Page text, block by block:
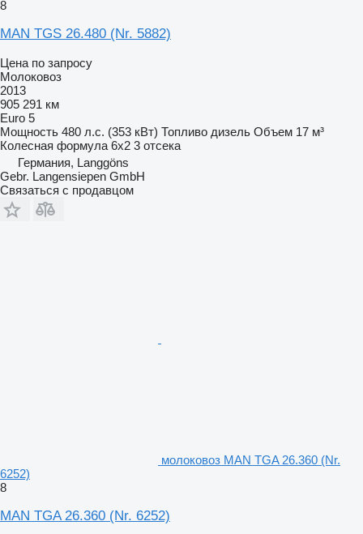
8
MAN TGS 26.480 (Nr. 5882)
Цена по запросу
Молоковоз
2013
905 291 км
Euro 5
Мощность 480 л.с. (353 кВт) Топливо дизель Объем 17 м³
Колесная формула 6x2 3 отсека
Германия, Langgöns
Gebr. Langensiepen GmbH
Связаться с продавцом
молоковоз MAN TGA 26.360 (Nr.
6252)
8
MAN TGA 26.360 (Nr. 6252)